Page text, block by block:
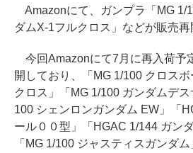
Amazonにて、ガンプラ「MG 1/
ダムX-1フルクロス」などが販売再
今回Amazonにて7月に再入荷予
開しており、「MG 1/100 クロス
クロス」「MG 1/100 ガンダムデ
100 シェンロンガンダム EW」「
ール００型」「HGAC 1/144 ガン
「MG 1/100 ジャスティスガンダ